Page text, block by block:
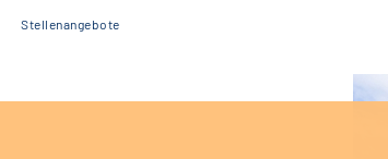
Stellenangebote